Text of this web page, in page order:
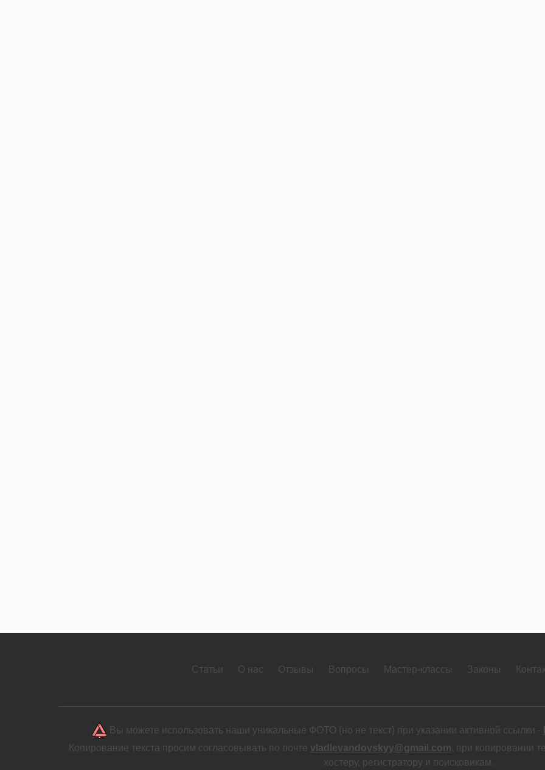
Статьи О нас Отзывы Вопросы Мастер-классы Законы
Вы можете использовать наши уникальные ФОТО (но не текст) при указании активной ссылки -
Копирование текста просим согласовывать по почте vladlevandovskyy@gmail.com, при копировании
хостеру, регистратору и поисковикам.